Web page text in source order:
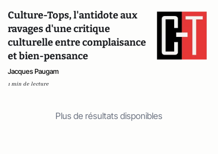
Culture-Tops, l'antidote aux
ravages d'une critique
culturelle entre complaisance
et bien-pensance
Jacques Paugam
1 min de lecture
Plus de résultats disponibles